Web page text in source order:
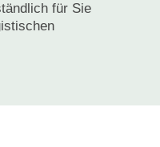
für Sie